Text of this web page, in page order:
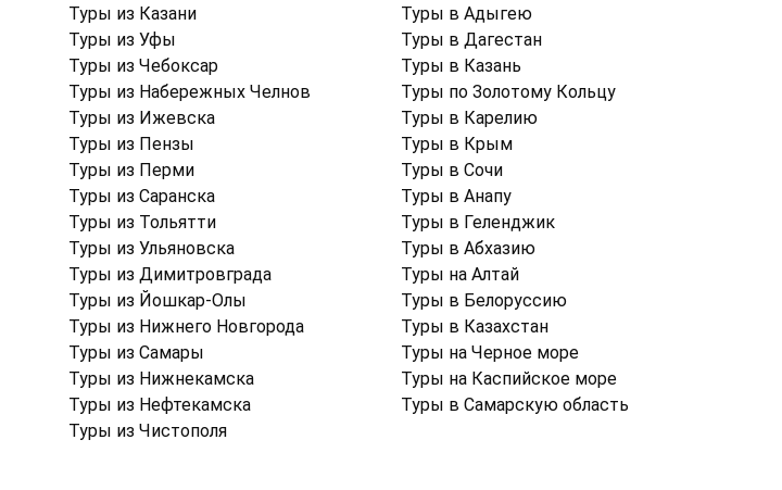
Туры из Казани
Туры из Уфы
Туры из Чебоксар
Туры из Набережных Челнов
Туры из Ижевска
Туры из Пензы
Туры из Перми
Туры из Саранска
Туры из Тольятти
Туры из Ульяновска
Туры из Димитровграда
Туры из Йошкар-Олы
Туры из Нижнего Новгорода
Туры из Самары
Туры из Нижнекамска
Туры из Нефтекамска
Туры из Чистополя
Туры в Адыгею
Туры в Дагестан
Туры в Казань
Туры по Золотому Кольцу
Туры в Карелию
Туры в Крым
Туры в Cочи
Туры в Анапу
Туры в Геленджик
Туры в Абхазию
Туры на Алтай
Туры в Белоруссию
Туры в Казахстан
Туры на Черное море
Туры на Каспийское море
Туры в Самарскую область